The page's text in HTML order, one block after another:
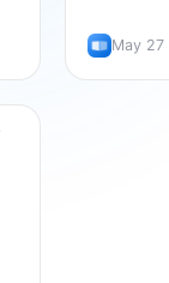
May 27